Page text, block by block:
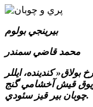
بيرينجي بولوم
محمد قاضي سمندر
کندينده، ايللر
قيش آخشامي گنج
چوبان بير قيز سئودي.